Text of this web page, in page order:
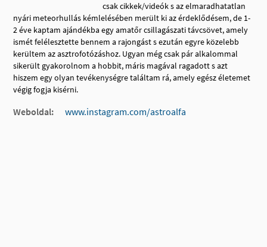
csak cikkek/videók s az elmaradhatatlan
nyári meteorhullás kémlelésében merült ki az érdeklődésem, de 1-
2 éve kaptam ajándékba egy amatőr csillagászati távcsövet, amely
ismét felélesztette bennem a rajongást s ezután egyre közelebb
kerültem az asztrofotózáshoz. Ugyan még csak pár alkalommal
sikerült gyakorolnom a hobbit, máris magával ragadott s azt
hiszem egy olyan tevékenységre találtam rá, amely egész életemet
végig fogja kisérni.
Weboldal: www.instagram.com/astroalfa